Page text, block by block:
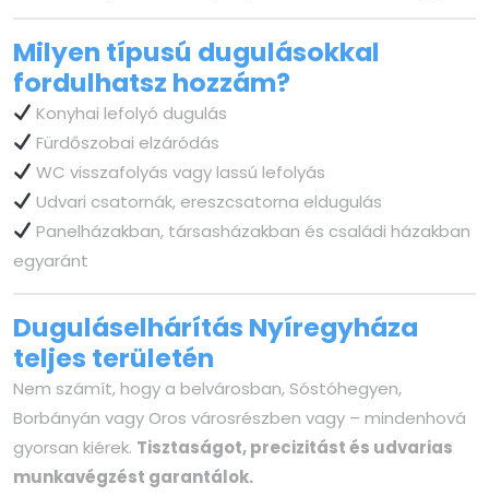
Milyen típusú dugulásokkal
fordulhatsz hozzám?
Konyhai lefolyó dugulás
Fürdőszobai elzáródás
WC visszafolyás vagy lassú lefolyás
Udvari csatornák, ereszcsatorna eldugulás
Panelházakban, társasházakban és családi házakban
egyaránt
Duguláselhárítás Nyíregyháza
teljes területén
Nem számít, hogy a belvárosban, Sóstóhegyen,
Borbányán vagy Oros városrészben vagy – mindenhová
gyorsan kiérek. Tisztaságot, precizitást és udvarias
munkavégzést garantálok.